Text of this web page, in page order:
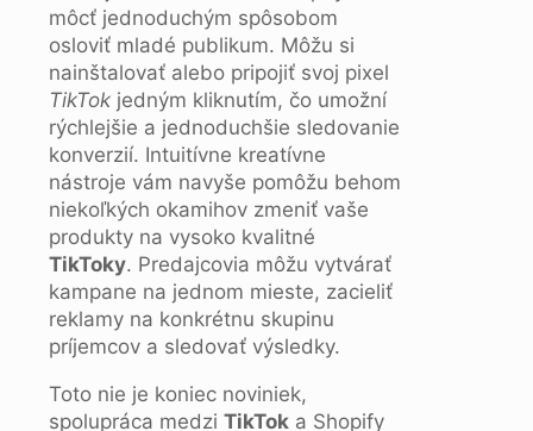
môcť jednoduchým spôsobom
osloviť mladé publikum. Môžu si
nainštalovať alebo pripojiť svoj pixel
TikTok jedným kliknutím, čo umožní
rýchlejšie a jednoduchšie sledovanie
konverzií. Intuitívne kreatívne
nástroje vám navyše pomôžu behom
niekoľkých okamihov zmeniť vaše
produkty na vysoko kvalitné
TikToky. Predajcovia môžu vytvárať
kampane na jednom mieste, zacieliť
reklamy na konkrétnu skupinu
príjemcov a sledovať výsledky.
Toto nie je koniec noviniek,
spolupráca medzi TikTok a Shopify